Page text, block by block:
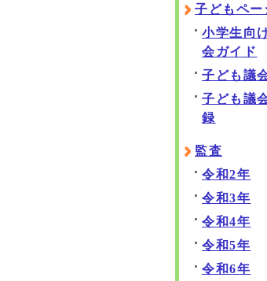
子どもペー
小学生向
会ガイド
子ども議
子ども議
録
監査
令和2年
令和3年
令和4年
令和5年
令和6年